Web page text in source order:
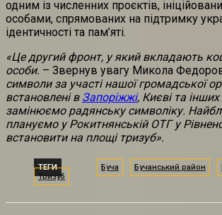
одним із численних проєктів,
особами, спрямованих на підтримку
ідентичності та пам’яті.
«Це другий фронт, у який вкладають
особи. – Звернув увагу Микола
символи за участі нашої громадської
встановлені в Запоріжжі, Києві та інших
замінюємо радянську символіку.
плануємо у Рокитнянській ОТГ у
встановити на площі тризуб».
ТЕГИ Буча Бучанський район
Тризуб